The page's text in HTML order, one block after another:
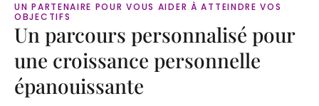
UN PARTENAIRE POUR VOUS AIDER À ATTEINDRE VOS
OBJECTIFS
Un parcours personnalisé pour
une croissance personnelle
épanouissante